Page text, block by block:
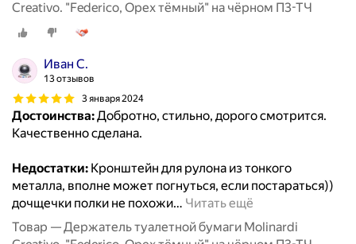
Creativo. "Federico, Орех тёмный" на чёрном П3-ТЧ
Иван С.
13 отзывов
3 января 2024
Достоинства:Добротно, стильно, дорого смотрится.
Качественно сделана.
Недостатки: Кронштейн для рулона из тонкого
металла, вполне может погнуться, если постараться))
дочщечки полки не похожи… Читать ещё
Товар — Держатель туалетной бумаги Molinardi